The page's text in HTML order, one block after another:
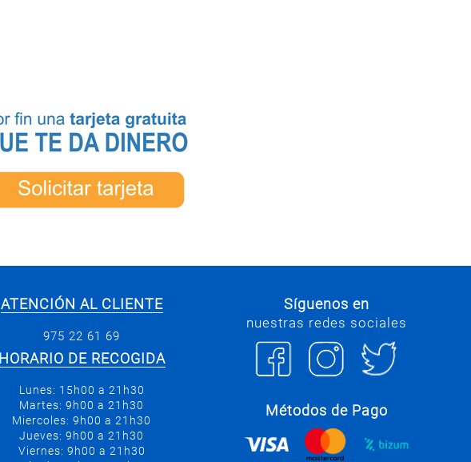
ATENCIÓN AL CLIENTE
975 22 61 69
HORARIO DE RECOGIDA
Lunes: 15h00 a 21h30
Martes: 9h00 a 21h30
Miercoles: 9h00 a 21h30
Jueves: 9h00 a 21h30
Viernes: 9h00 a 21h30
Síguenos en
nuestras redes sociales
Métodos de Pago
. .